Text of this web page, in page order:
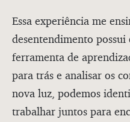
Essa experiência me
desentendimento
ferramenta de
para trás e analisar os
nova luz, podemos
trabalhar juntos para